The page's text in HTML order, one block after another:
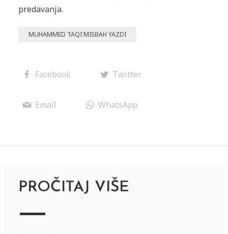
predavanja.
MUHAMMED TAQI MISBAH YAZDI
Facebook Twitter
Email WhatsApp
PROČITAJ VIŠE